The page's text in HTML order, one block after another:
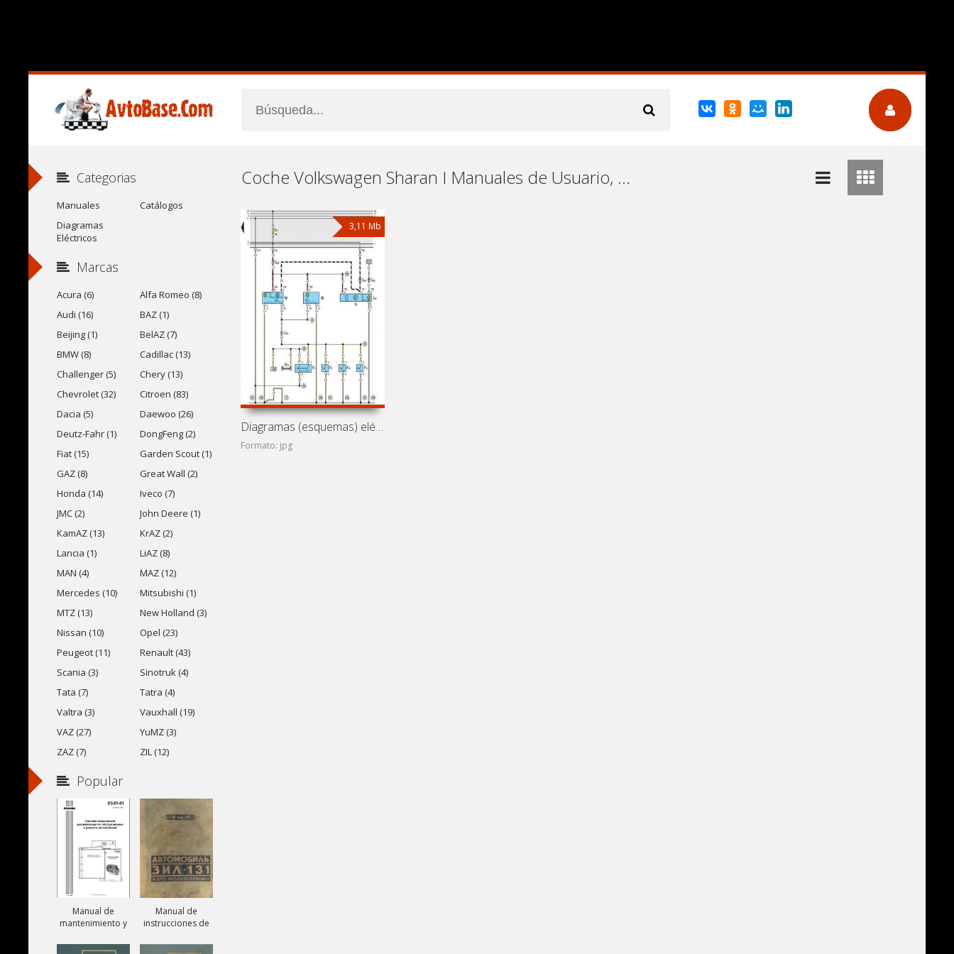
Coche Volkswagen Sharan I Manuales de Usuario, Manuales de Instrucciones (Reparación) y Mantenimiento Descargar Gratis
3,11 Mb
Diagramas (esquemas) eléctricos de coche Volkswagen Sharan
Formato: jpg
Categorias
Manuales
Catálogos
Diagramas
Eléctricos
Marcas
Acura (6)
Alfa Romeo (8)
Audi (16)
BAZ (1)
Beijing (1)
BelAZ (7)
BMW (8)
Cadillac (13)
Challenger (5)
Chery (13)
Chevrolet (32)
Citroen (83)
Dacia (5)
Daewoo (26)
Deutz-Fahr (1)
DongFeng (2)
Fiat (15)
Garden Scout (1)
GAZ (8)
Great Wall (2)
Honda (14)
Iveco (7)
JMC (2)
John Deere (1)
KamAZ (13)
KrAZ (2)
Lancia (1)
LiAZ (8)
MAN (4)
MAZ (12)
Mercedes (10)
Mitsubishi (1)
MTZ (13)
New Holland (3)
Nissan (10)
Opel (23)
Peugeot (11)
Renault (43)
Scania (3)
Sinotruk (4)
Tata (7)
Tatra (4)
Valtra (3)
Vauxhall (19)
VAZ (27)
YuMZ (3)
ZAZ (7)
ZIL (12)
Popular
Manual de
mantenimiento y
camiones Scania
Manual de
instrucciones de
ZIL-131A y ZIL-